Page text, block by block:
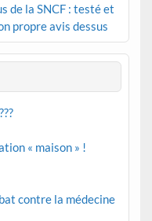
de la SNCF : testé et
propre avis dessus
« maison » !
contre la médecine